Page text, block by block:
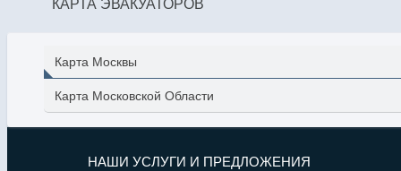
КАРТА ЭВАКУАТОРОВ
Карта Москвы
Карта Московской Области
НАШИ УСЛУГИ И ПРЕДЛОЖЕНИЯ